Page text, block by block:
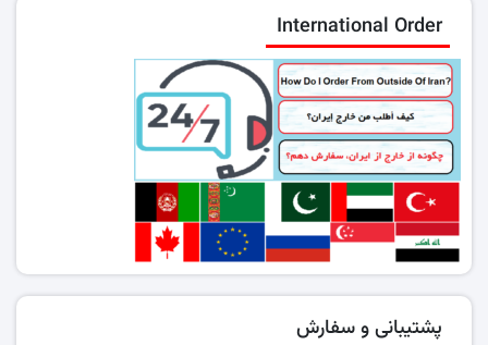
International Order
پشتیبانی و سفارش